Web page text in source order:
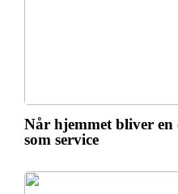
Når hjemmet bliver en
som service